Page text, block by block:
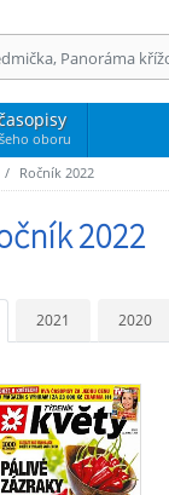
oboru
Ročník 2022
2022
2021 2020